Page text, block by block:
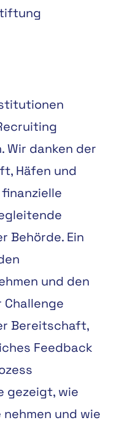
Wir danken der
Häfen und
Behörde. Ein
und den
Challenge
Bereitschaft,
Feedback
gezeigt, wie
und wie